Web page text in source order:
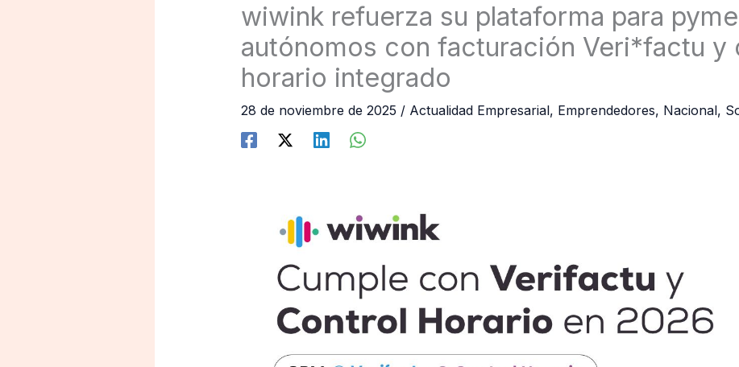
wiwink refuerza su plataforma para
autónomos con facturación Veri*factu y
horario integrado
28 de noviembre de 2025 / Actualidad Empresarial, Emprendedores, Nacional,